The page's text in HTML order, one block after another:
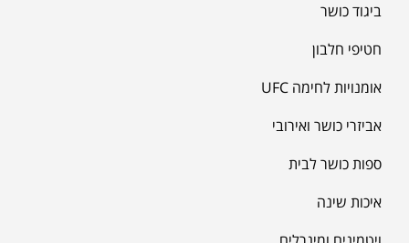
ביגוד כושר
חטיפי חלבון
אומנויות לחימה UFC
אביזרי כושר ואירובי
ספות כושר לבית
איכות שינה